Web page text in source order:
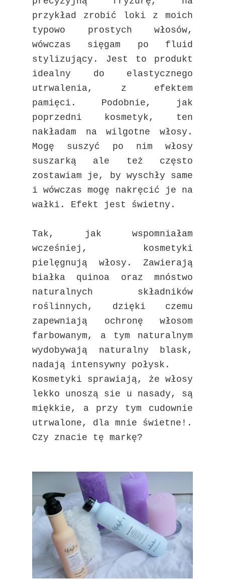
przykład zrobić loki z moich
typowo prostych włosów,
wówczas sięgam po fluid
stylizujący. Jest to produkt
idealny do elastycznego
utrwalenia, z efektem
pamięci. Podobnie, jak
poprzedni kosmetyk, ten
nakładam na wilgotne włosy.
Mogę suszyć po nim włosy
suszarką ale też często
zostawiam je, by wyschły same
i wówczas mogę nakręcić je na
wałki. Efekt jest świetny.
Tak, jak wspomniałam
wcześniej, kosmetyki
pielęgnują włosy. Zawierają
białka quinoa oraz mnóstwo
naturalnych składników
roślinnych, dzięki czemu
zapewniają ochronę włosom
farbowanym, a tym naturalnym
wydobywają naturalny blask,
nadają intensywny połysk.
Kosmetyki sprawiają, że włosy
lekko unoszą sie u nasady, są
miękkie, a przy tym cudownie
utrwalone, dla mnie świetne!.
Czy znacie tę markę?